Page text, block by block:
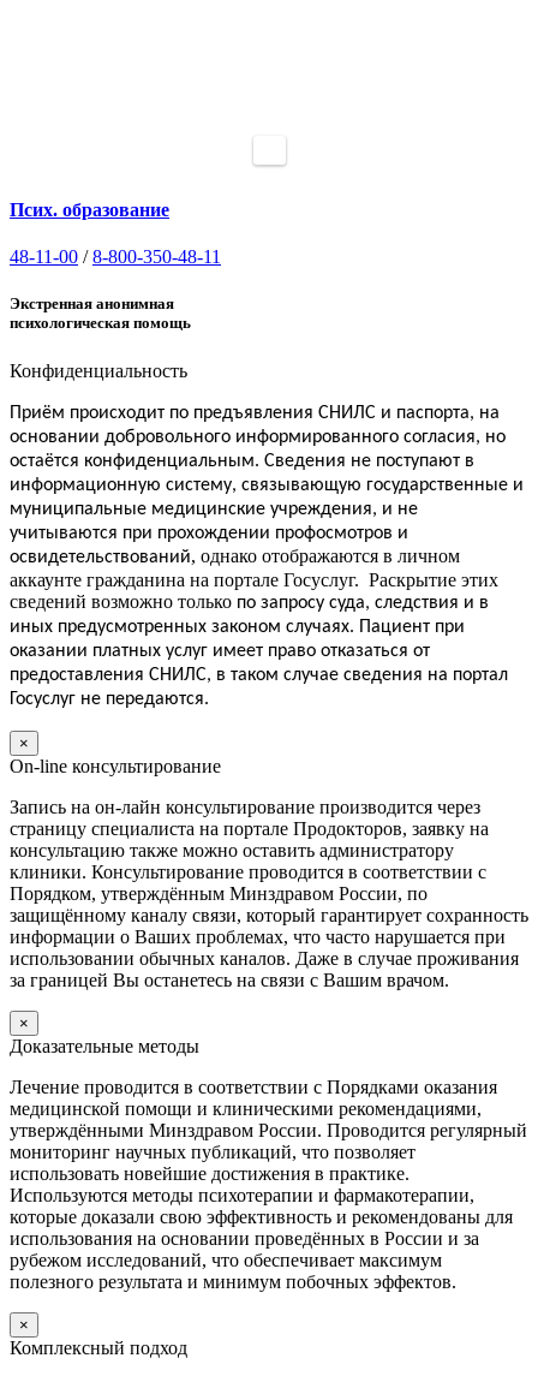
Псих. образование
48-11-00 /8-800-350-48-11
Экстренная анонимная
психологическая помощь
Конфиденциальность
Приём происходит по предъявления СНИЛС и паспорта, на
основании добровольного информированного согласия, но
остаётся конфиденциальным. Сведения не поступают в
информационную систему, связывающую государственные и
муниципальные медицинские учреждения, и не
учитываются при прохождении профосмотров и
освидетельствований, однако отображаются в личном
аккаунте гражданина на портале Госуслуг. Раскрытие этих
сведений возможно только по запросу суда, следствия и в
иных предусмотренных законом случаях. Пациент при
оказании платных услуг имеет право отказаться от
предоставления СНИЛС, в таком случае сведения на портал
Госуслуг не передаются.
×
On-line консультирование
Запись на он-лайн консультирование производится через
страницу специалиста на портале Продокторов, заявку на
консультацию также можно оставить администратору
клиники. Консультирование проводится в соответствии с
Порядком, утверждённым Минздравом России, по
защищённому каналу связи, который гарантирует сохранность
информации о Ваших проблемах, что часто нарушается при
использовании обычных каналов. Даже в случае проживания
за границей Вы останетесь на связи с Вашим врачом.
×
Доказательные методы
Лечение проводится в соответствии с Порядками оказания
медицинской помощи и клиническими рекомендациями,
утверждёнными Минздравом России. Проводится регулярный
мониторинг научных публикаций, что позволяет
использовать новейшие достижения в практике.
Используются методы психотерапии и фармакотерапии,
которые доказали свою эффективность и рекомендованы для
использования на основании проведённых в России и за
рубежом исследований, что обеспечивает максимум
полезного результата и минимум побочных эффектов.
×
Комплексный подход